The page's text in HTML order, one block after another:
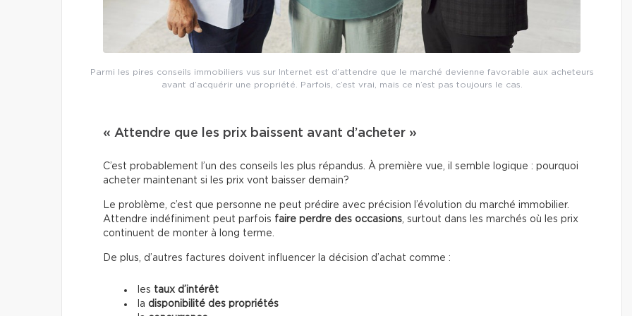
Parmi les pires conseils immobiliers vus sur Internet est d’attendre que le marché devienne favorable aux acheteurs
avant d’acquérir une propriété. Parfois, c’est vrai, mais ce n’est pas toujours le cas.
« Attendre que les prix baissent avant d’acheter »
C’est probablement l’un des conseils les plus répandus. À première vue, il semble logique : pourquoi
acheter maintenant si les prix vont baisser demain?
Le problème, c’est que personne ne peut prédire avec précision l’évolution du marché immobilier.
Attendre indéfiniment peut parfois faire perdre des occasions , surtout dans les marchés où les prix
continuent de monter à long terme.
De plus, d’autres factures doivent influencer la décision d’achat comme :
les taux d’intérêt
la disponibilité des propriétés